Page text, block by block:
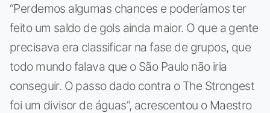
“Perdemos algumas chances e poderíamos ter
feito um saldo de gols ainda maior. O que a gente
precisava era classificar na fase de grupos, que
todo mundo falava que o São Paulo não iria
conseguir. O passo dado contra o The Strongest
foi um divisor de águas”, acrescentou o Maestro